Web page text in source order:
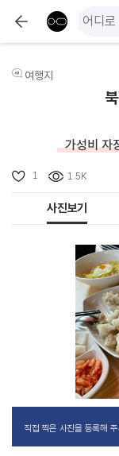
여행지
가성비 자
1 1.5K
사진보기
직접 찍은 사진을 등록해 주